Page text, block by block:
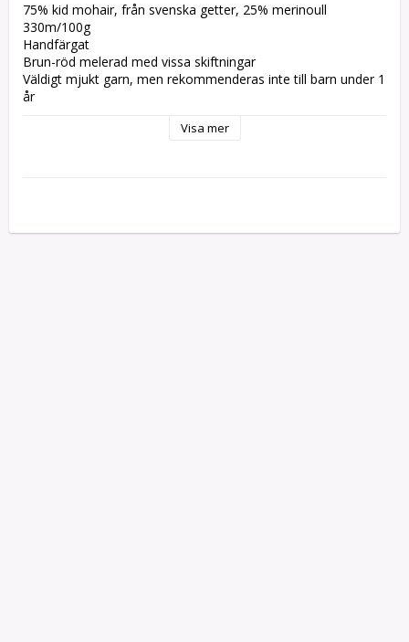
75% kid mohair, från svenska getter, 25% merinoull
330m/100g
Handfärgat
Brun-röd melerad med vissa skiftningar
Väldigt mjukt garn, men rekommenderas inte till barn under 1
år
Visa mer